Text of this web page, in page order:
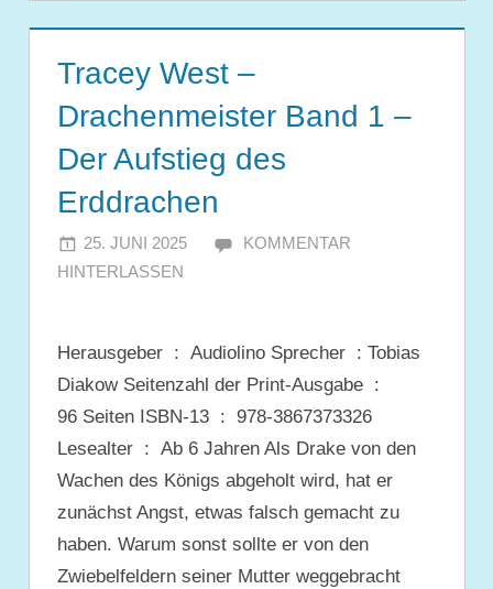
Tracey West –
Drachenmeister Band 1 –
Der Aufstieg des
Erddrachen
25. JUNI 2025 JULIA
KOMMENTAR
HINTERLASSEN
Herausgeber ‏ : ‎ Audiolino Sprecher ‏ : ‎Tobias
Diakow Seitenzahl der Print-Ausgabe ‏ : ‎
96 Seiten ISBN-13 ‏ : ‎ 978-3867373326
Lesealter ‏ : ‎ Ab 6 Jahren Als Drake von den
Wachen des Königs abgeholt wird, hat er
zunächst Angst, etwas falsch gemacht zu
haben. Warum sonst sollte er von den
Zwiebelfeldern seiner Mutter weggebracht